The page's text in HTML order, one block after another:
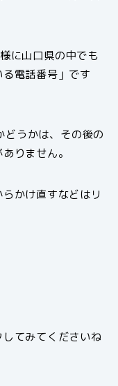
に山口県の中でも
電話番号」です
うかは、その後の
りません。
かけ直すなどはリ
てみてくださいね